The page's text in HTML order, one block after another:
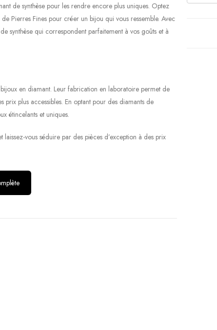
de synthèse pour les rendre encore plus uniques. Optez
Pierres Fines pour créer un bijou qui vous ressemble. Avec
synthèse qui correspondent parfaitement à vos goûts et à
en diamant. Leur fabrication en laboratoire permet de
plus accessibles. En optant pour des diamants de
étincelants et uniques.
vous séduire par des pièces d’exception à des prix